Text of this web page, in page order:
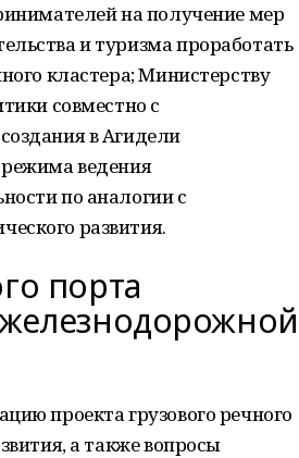
на получение мер
и туризма проработать
кластера; Министерству
совместно с
в Агидели
режима ведения
по аналогии с
развития.
порта
проекта грузового речного
а также вопросы